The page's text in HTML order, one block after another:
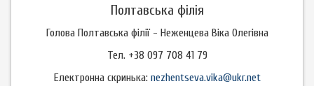
Полтавська філія
Голова Полтавська філії - Неженцева Віка Олегівна
Тел. +38 097 708 41 79
Електронна скринька: nezhentseva.vika@ukr.net